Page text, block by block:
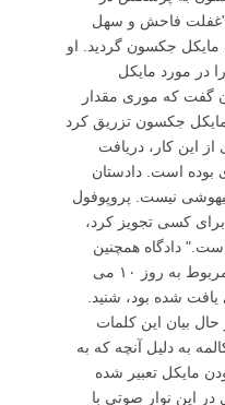
"غفلت فاحش و سهل
جکسون گردید. او
در مورد مایکل
گفت که موری مقدار
مایکل جکسون تزریق کرد
از این کار، دریافت
هزار دلاری بوده است. دادستان
نیست. پروپوفول
کسی تجویز کرد،
دادگاه همچنین
نوار صوتی مکالمه‌ای از مایکل مربوط به روز ۱۰ می
یافت شده بود، شنید.
بیان این کلمات
به دلیل آنچه که به
مایکل تعبیر شده
این نوار صوتی با